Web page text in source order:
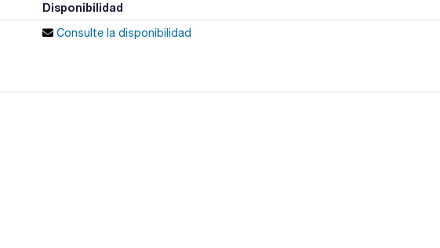
Disponibilidad
Consulte la disponibilidad